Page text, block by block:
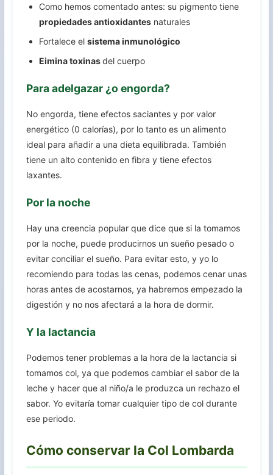
Como hemos comentado antes: su pigmento tiene
propiedades antioxidantes naturales
Fortalece el sistema inmunológico
Eimina toxinasdel cuerpo
Para adelgazar ¿o engorda?
No engorda, tiene efectos saciantes y por valor
energético (0 calorías), por lo tanto es un alimento
ideal para añadir a una dieta equilibrada. También
tiene un alto contenido en fibra y tiene efectos
laxantes.
Por la noche
Hay una creencia popular que dice que si la tomamos
por la noche, puede producirnos un sueño pesado o
evitar conciliar el sueño. Para evitar esto, y yo lo
recomiendo para todas las cenas, podemos cenar unas
horas antes de acostarnos, ya habremos empezado la
digestión y no nos afectará a la hora de dormir.
Y la lactancia
Podemos tener problemas a la hora de la lactancia si
tomamos col, ya que podemos cambiar el sabor de la
leche y hacer que al niño/a le produzca un rechazo el
sabor. Yo evitaría tomar cualquier tipo de col durante
ese periodo.
Cómo conservar la Col Lombarda